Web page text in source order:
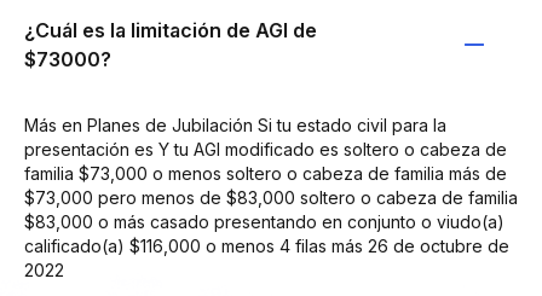
¿Cuál es la limitación de AGI de
$73000?
Más en Planes de Jubilación Si tu estado civil para la
presentación es Y tu AGI modificado es soltero o cabeza de
familia $73,000 o menos soltero o cabeza de familia más de
$73,000 pero menos de $83,000 soltero o cabeza de familia
$83,000 o más casado presentando en conjunto o viudo(a)
calificado(a) $116,000 o menos 4 filas más 26 de octubre de
2022